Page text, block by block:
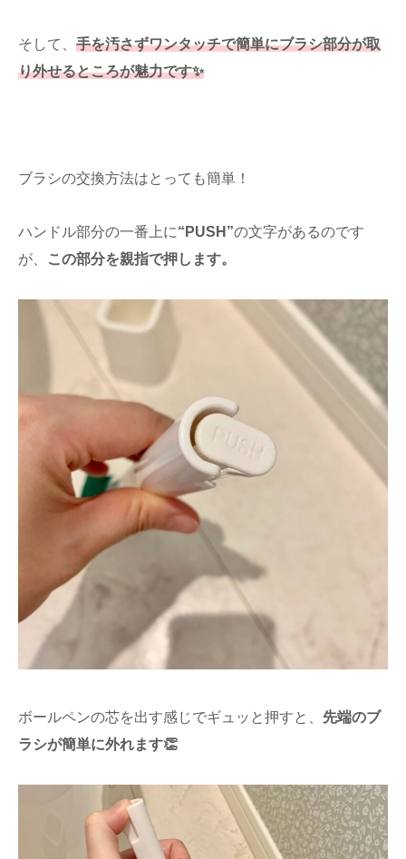
そして、 手を汚さずワンタッチで簡単にブラシ部分が取
り外せるところが魅力です✨
ブラシの交換方法はとっても簡単！
ハンドル部分の一番上に“PUSH”の文字があるのです
が、
この部分を親指で押します。
ボールペンの芯を出す感じでギュッと押すと、 先端のブ
ラシが簡単に外れます👏